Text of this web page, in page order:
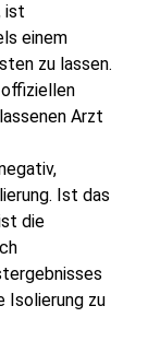
ist
einem
zu lassen.
Arzt
Ist das
die
Isolierung zu